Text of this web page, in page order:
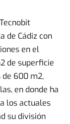
de Cádiz con
en el
de superficie
de 600 m2,
en donde ha
los actuales
su división